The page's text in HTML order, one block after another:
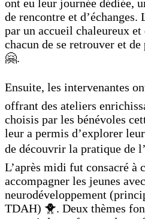
ont eu leur journée dédiée,
de rencontre et
par un accueil chaleureux
chacun de se retrouver et de
🤗.
Ensuite, les intervenantes
offrant des ateliers
choisis par les bénévoles
leur a permis d’explorer
de découvrir la pratique de
L’après midi fut consacré à
accompagner les jeunes
neurodéveloppement
TDAH) 🐥. Deux thèmes